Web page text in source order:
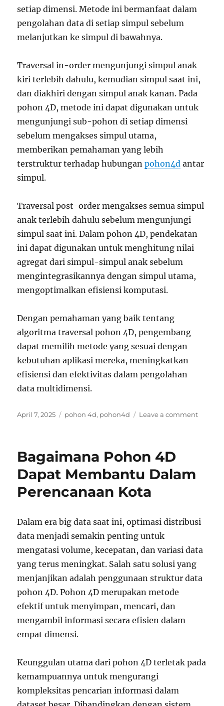
setiap dimensi. Metode ini bermanfaat dalam
pengolahan data di setiap simpul sebelum
melanjutkan ke simpul di bawahnya.
Traversal in-order mengunjungi simpul anak
kiri terlebih dahulu, kemudian simpul saat ini,
dan diakhiri dengan simpul anak kanan. Pada
pohon 4D, metode ini dapat digunakan untuk
mengunjungi sub-pohon di setiap dimensi
sebelum mengakses simpul utama,
memberikan pemahaman yang lebih
terstruktur terhadap hubunganpohon4d antar
simpul.
Traversal post-order mengakses semua simpul
anak terlebih dahulu sebelum mengunjungi
simpul saat ini. Dalam pohon 4D, pendekatan
ini dapat digunakan untuk menghitung nilai
agregat dari simpul-simpul anak sebelum
mengintegrasikannya dengan simpul utama,
mengoptimalkan efisiensi komputasi.
Dengan pemahaman yang baik tentang
algoritma traversal pohon 4D, pengembang
dapat memilih metode yang sesuai dengan
kebutuhan aplikasi mereka, meningkatkan
efisiensi dan efektivitas dalam pengolahan
data multidimensi.
Posted
April 7, 2025 Tags
pohon 4d, pohon4d Leave a commenton
Bagaimana Pohon 4D
Dapat Membantu Dalam
Perencanaan Kota
Dalam era big data saat ini, optimasi distribusi
data menjadi semakin penting untuk
mengatasi volume, kecepatan, dan variasi data
yang terus meningkat. Salah satu solusi yang
menjanjikan adalah penggunaan struktur data
pohon 4D. Pohon 4D merupakan metode
efektif untuk menyimpan, mencari, dan
mengambil informasi secara efisien dalam
empat dimensi.
Keunggulan utama dari pohon 4D terletak pada
kemampuannya untuk mengurangi
kompleksitas pencarian informasi dalam